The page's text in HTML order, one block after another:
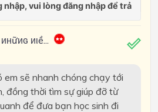
иιề...
em sẽ nhanh chóng chạy tới
đồng thời tìm sự giúp đỡ từ
để đưa bạn học sinh đi